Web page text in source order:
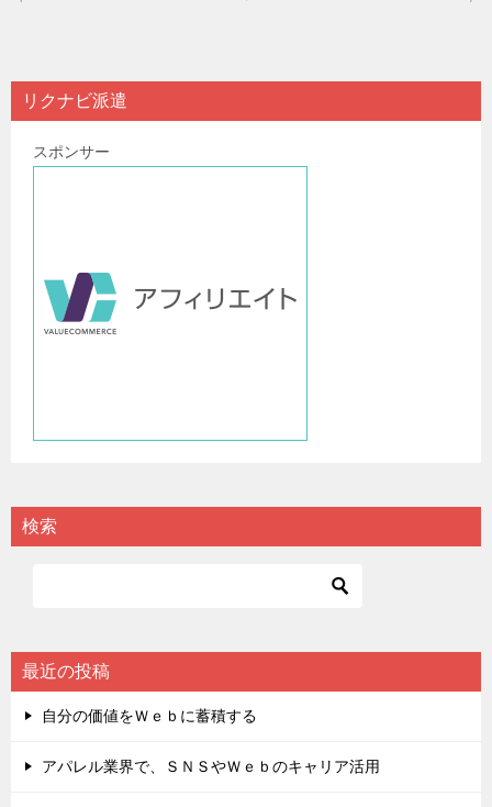
ビ
ゲ
リクナビ派遣
スポンサー
検索
最近の投稿
自分の価値をＷｅｂに蓄積する
アパレル業界で、ＳＮＳやＷｅｂのキャリア活用